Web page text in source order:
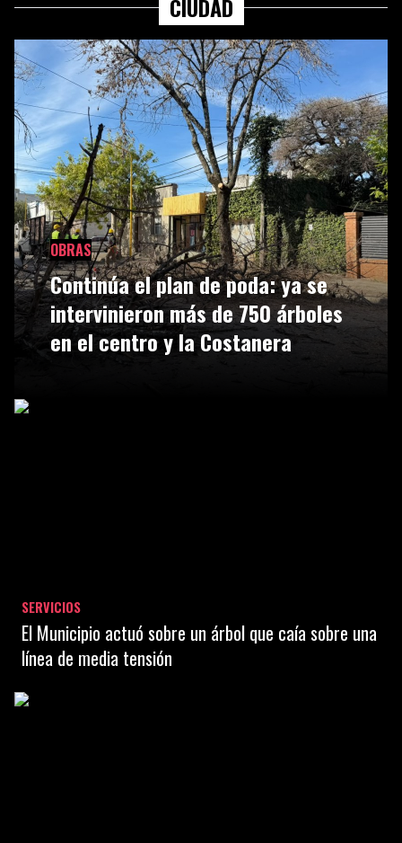
CIUDAD
OBRAS
Continúa el plan de poda: ya se
intervinieron más de 750 árboles
en el centro y la Costanera
SERVICIOS
El Municipio actuó sobre un árbol que caía sobre una
línea de media tensión